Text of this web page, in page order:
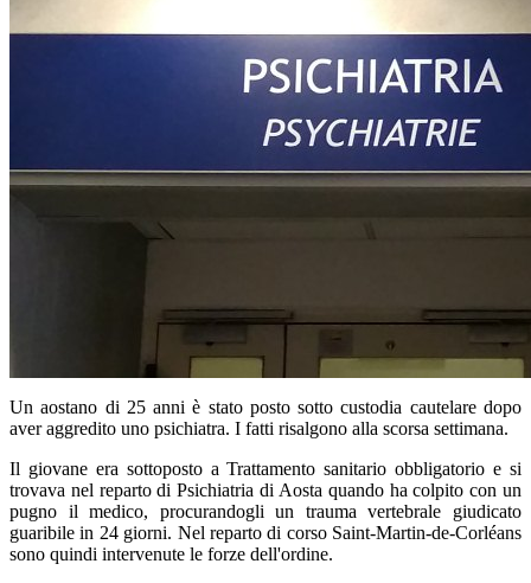
Un aostano di 25 anni è stato posto sotto custodia cautelare dopo
aver aggredito uno psichiatra. I fatti risalgono alla scorsa settimana.
Il giovane era sottoposto a Trattamento sanitario obbligatorio e si
trovava nel reparto di Psichiatria di Aosta quando ha colpito con un
pugno il medico, procurandogli un trauma vertebrale giudicato
guaribile in 24 giorni. Nel reparto di corso Saint-Martin-de-Corléans
sono quindi intervenute le forze dell'ordine.